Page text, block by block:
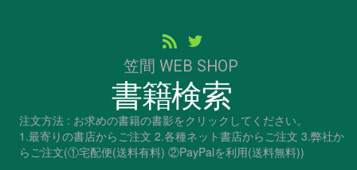
笠間 WEB SHOP
書籍検索
注文方法 : お求めの書籍の書影をクリックしてください。
1.最寄りの書店からご注文 2.各種ネット書店からご注文 3.弊社か
らご注文(①宅配便(送料有料) ②PayPalを利用(送料無料))